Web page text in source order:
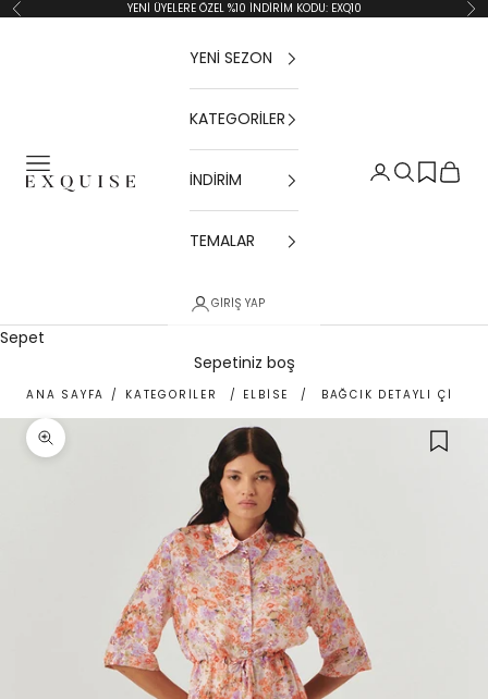
İçeriğe geç
Geri YENİ ÜYELERE ÖZEL %10 İNDİRİM KODU: EXQ10
Menü
Exquise TR
Giriş Yap
Ara Sepet
YENİ SEZON
KATEGORİLER
İNDİRİM
TEMALAR
GIRIŞ YAP
Sepet
Sepetiniz boş
ANA SAYFA / KATEGORİLER / ELBİSE / BAĞCIK DETAYLI ÇIÇEK
Yakınlaştır